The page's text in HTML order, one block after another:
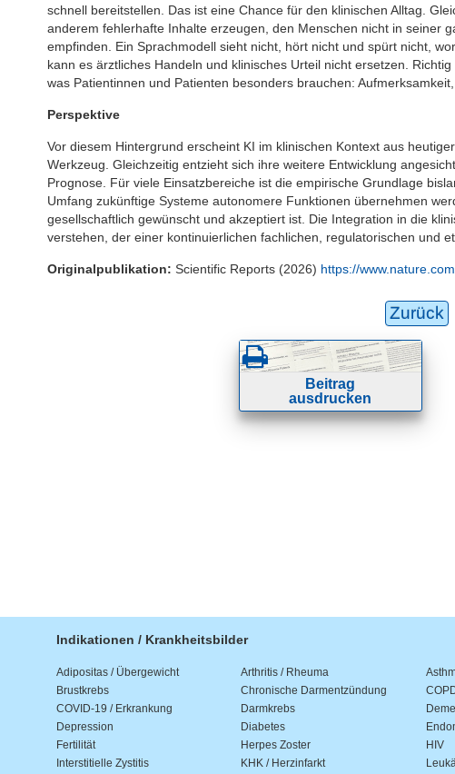
schnell bereitstellen. Das ist eine Chance für den klinischen Alltag.
anderem fehlerhafte Inhalte erzeugen, den Menschen nicht in seiner
empfinden. Ein Sprachmodell sieht nicht, hört nicht und spürt nicht,
kann es ärztliches Handeln und klinisches Urteil nicht ersetzen.
was Patientinnen und Patienten besonders brauchen:
Perspektive
Vor diesem Hintergrund erscheint KI im klinischen Kontext aus
Werkzeug. Gleichzeitig entzieht sich ihre weitere Entwicklung
Prognose. Für viele Einsatzbereiche ist die empirische Grundlage
Umfang zukünftige Systeme autonomere Funktionen übernehmen
gesellschaftlich gewünscht und akzeptiert ist. Die Integration in die
verstehen, der einer kontinuierlichen fachlichen, regulatorischen und
Originalpublikation: Scientific Reports (2026) https://
Zurück
Beitrag
ausdrucken
Indikationen / Krankheitsbilder
Adipositas / Übergewicht Arthritis / Rheuma
Brustkrebs
Chronische Darmentzündung
COVID-19 / Erkrankung
Darmkrebs
Depression
Diabetes
Fertilität
Herpes Zoster
HIV
Interstitielle Zystitis
KHK / Herzinfarkt